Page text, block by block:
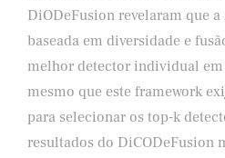
DiODeFusion revelaram que
baseada em diversidade e
melhor detector individual em
mesmo que este framework
para selecionar os top-k
resultados do DiCODeFusion